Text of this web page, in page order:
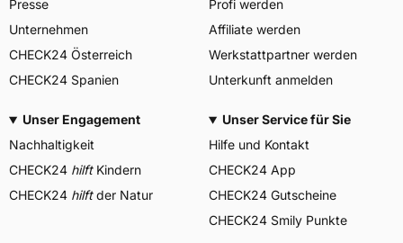
Presse
Unternehmen
CHECK24 Österreich
CHECK24 Spanien
Profi werden
Affiliate werden
Werkstattpartner werden
Unterkunft anmelden
Unser Engagement
Nachhaltigkeit
CHECK24 hilftKindern
CHECK24 hilftder Natur
Unser Service für Sie
Hilfe und Kontakt
CHECK24 App
CHECK24 Gutscheine
CHECK24 Smily Punkte